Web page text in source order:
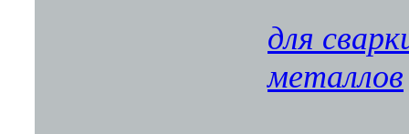
для
металлов